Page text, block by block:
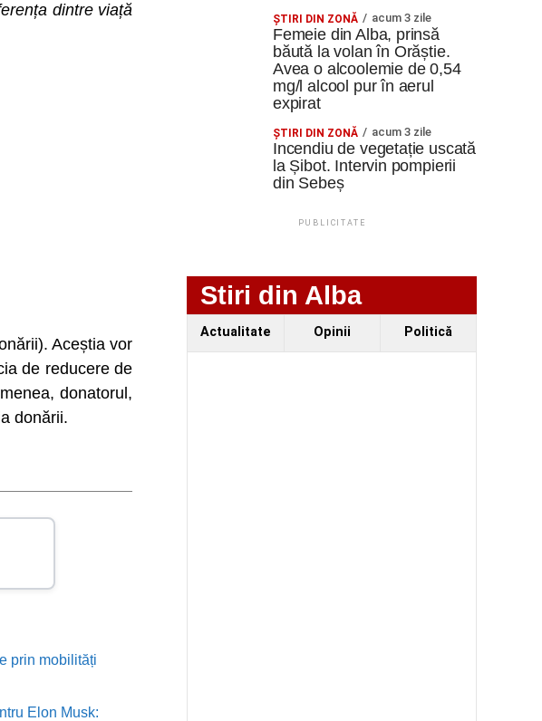
dintre viață
Aceștia vor
de reducere de
donatorul,
donării.
prin mobilități
Elon Musk:
ŞTIRI DIN ZONĂ acum 3 zile
Femeie din Alba, prinsă
băută la volan în Orăștie.
Avea o alcoolemie de 0,54
mg/l alcool pur în aerul
expirat
ŞTIRI DIN ZONĂ acum 3 zile
Incendiu de vegetație uscată
la Șibot. Intervin pompierii
din Sebeș
PUBLICITATE
Stiri din Alba
Actualitate Opinii Politică